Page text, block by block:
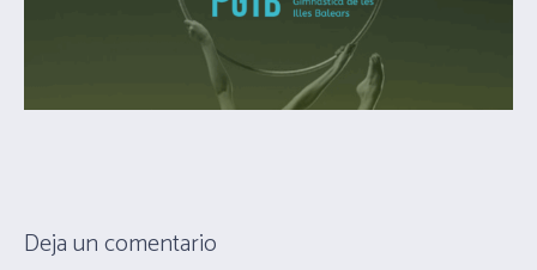
Deja un comentario